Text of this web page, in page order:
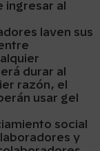
al
laven sus
durar al
razón, el
usar gel
social
y